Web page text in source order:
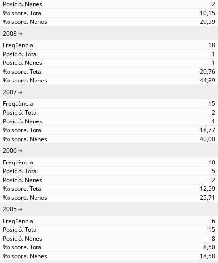
2
10,15
20,59
2008
18
1
1
20,76
44,89
2007
15
2
1
18,77
40,00
2006
10
5
2
12,59
25,71
2005
6
15
8
8,50
18,58